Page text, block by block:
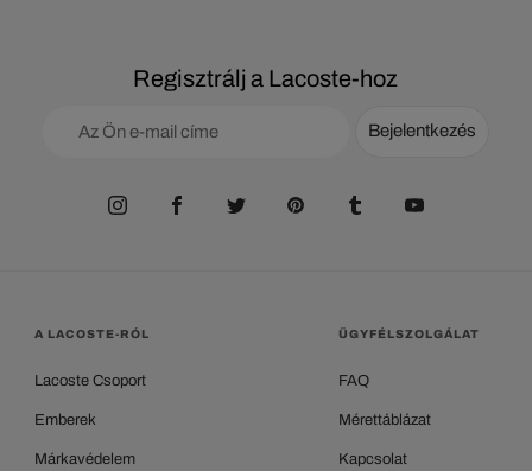
Regisztrálj a Lacoste-hoz
Bejelentkezés
A LACOSTE-RÓL
Lacoste Csoport
Emberek
Márkavédelem
ÜGYFÉLSZOLGÁLAT
FAQ
Mérettáblázat
Kapcsolat